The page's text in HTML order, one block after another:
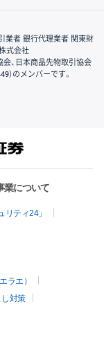
業者 銀行代理業者 関東財
式会社
会、日本商品先物取引協会
）のメンバーです。
業について
ティ24」
ラエ）
対策